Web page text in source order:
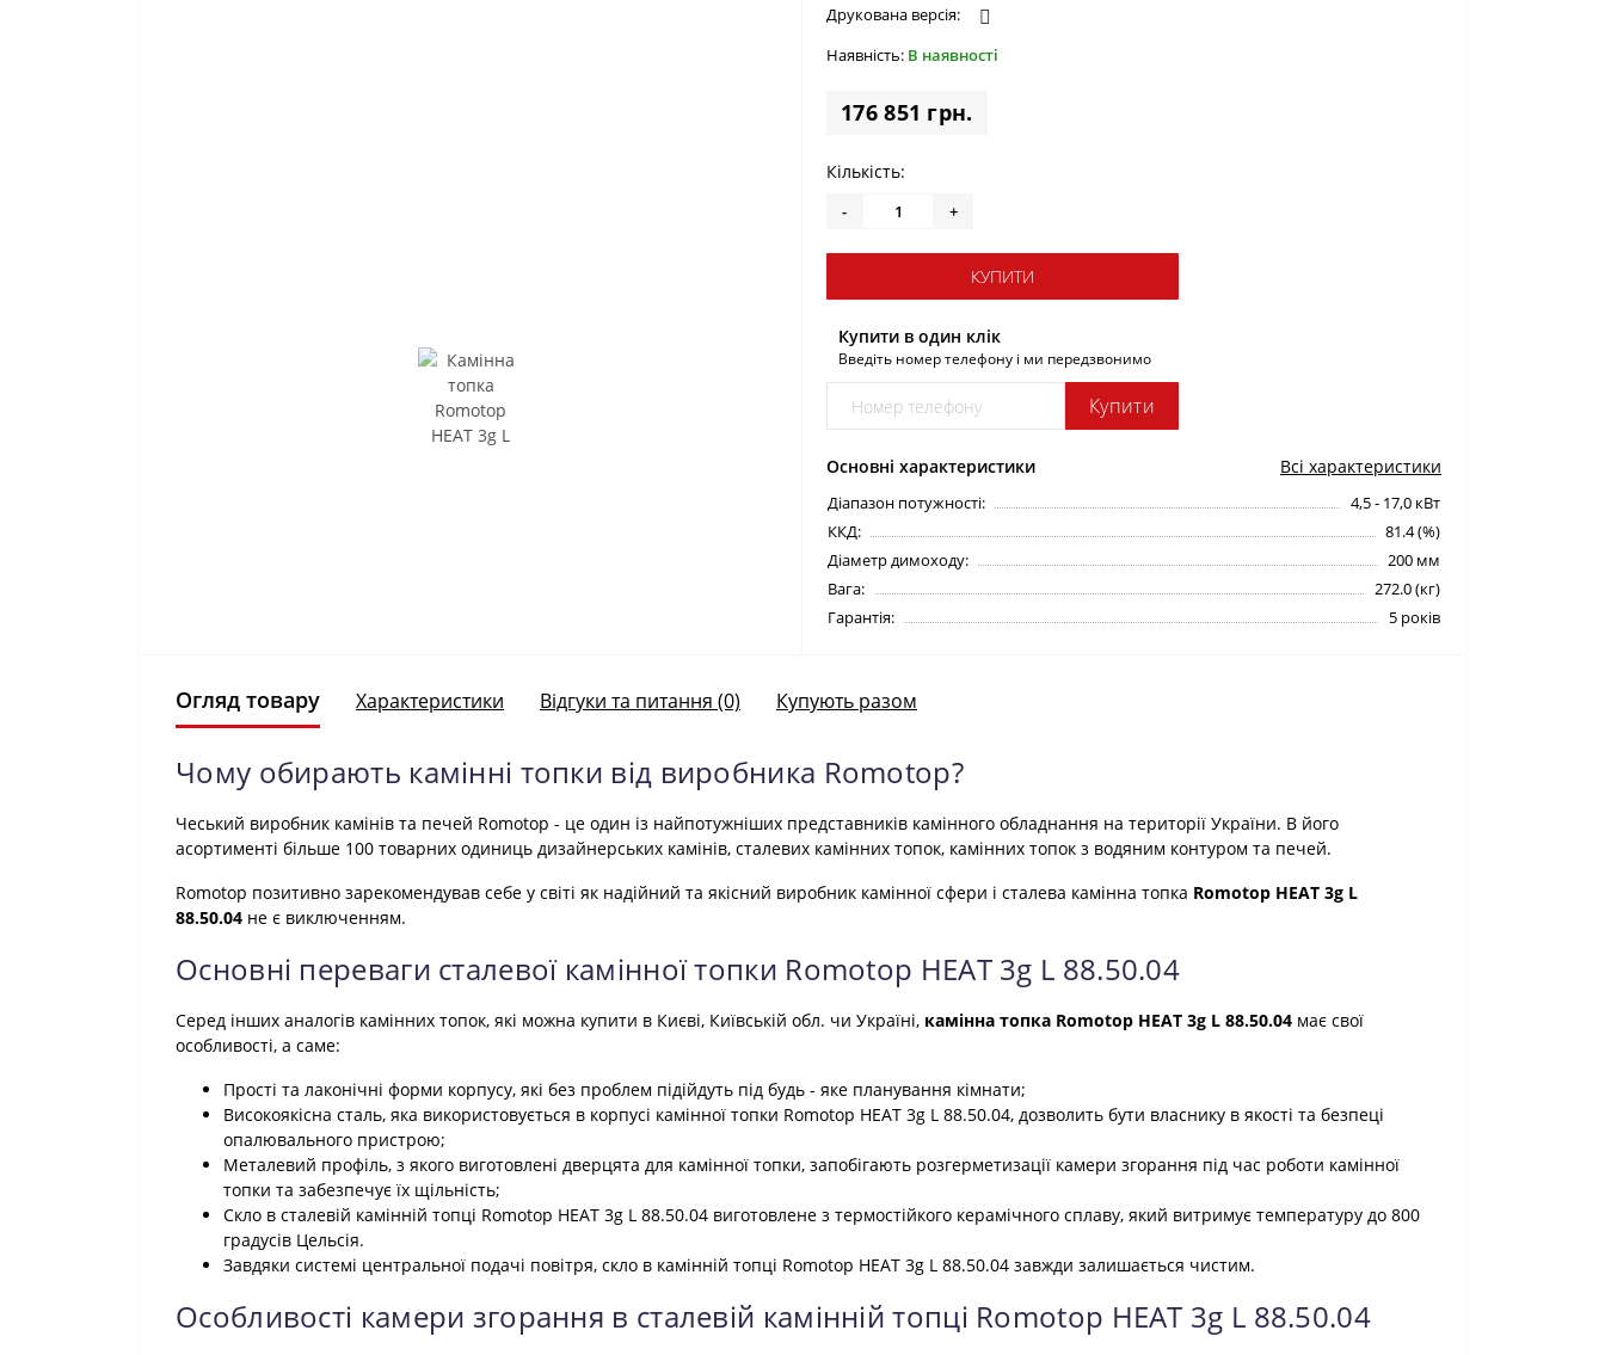
Друкована версія:
Наявність: В наявності
176 851 грн.
Основні характеристики Всі характеристики
Діапазон потужності:
4,5 - 17,0 кВт
ККД:
81.4 (%)
Діаметр димоходу:
200 мм
Вага:
272.0 (кг)
Гарантія:
5 років
Кількість:
- +
КУПИТИ
Купити в один клік
Введіть номер телефону і ми передзвонимо
Купити
Огляд товару Характеристики Відгуки та питання (0) Купують разом
Чому обирають камінні топки від виробника Romotop?
Чеський виробник камінів та печей Romotop - це один із найпотужніших представників камінного обладнання на території України. В його
асортименті більше 100 товарних одиниць дизайнерських камінів, сталевих камінних топок, камінних топок з водяним контуром та печей.
Romotop позитивно зарекомендував себе у світі як надійний та якісний виробник камінної сфери і сталева камінна топка Romotop HEAT 3g L
88.50.04 не є виключенням.
Основні переваги сталевої камінної топки Romotop HEAT 3g L 88.50.04
Серед інших аналогів камінних топок, які можна купити в Києві, Київській обл. чи Україні, камінна топка Romotop HEAT 3g L 88.50.04 має свої
особливості, а саме:
Прості та лаконічні форми корпусу, які без проблем підійдуть під будь - яке планування кімнати;
Високоякісна сталь, яка використовується в корпусі камінної топки Romotop HEAT 3g L 88.50.04, дозволить бути власнику в якості та безпеці
опалювального пристрою;
Металевий профіль, з якого виготовлені дверцята для камінної топки, запобігають розгерметизації камери згорання під час роботи камінної
топки та забезпечує їх щільність;
Скло в сталевій камінній топці Romotop HEAT 3g L 88.50.04 виготовлене з термостійкого керамічного сплаву, який витримує температуру до 800
градусів Цельсія.
Завдяки системі центральної подачі повітря, скло в камінній топці Romotop HEAT 3g L 88.50.04 завжди залишається чистим.
Особливості камери згорання в сталевій камінній топці Romotop HEAT 3g L 88.50.04